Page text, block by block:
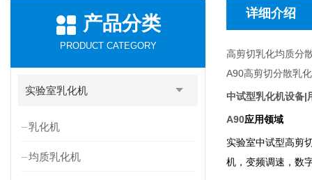
产品分类
PRODUCT CATEGORY
实验室乳化机
乳化机
均质乳化机
详细介绍
高剪切乳化均质分
A90高剪切分散乳
中试型乳化机设备|
A90应用领域
实验室中试型高剪
机，变频调速，数